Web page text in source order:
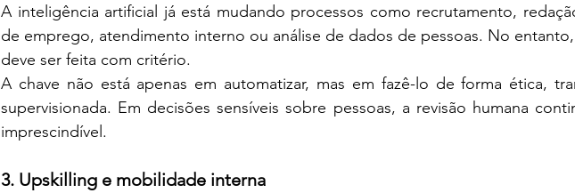
A inteligência artificial já está mudando processos como recrutamento,
de emprego, atendimento interno ou análise de dados de pessoas. No
deve ser feita com critério.
A chave não está apenas em automatizar, mas em fazê-lo de forma ética,
supervisionada. Em decisões sensíveis sobre pessoas, a revisão humana
imprescindível.
3. Upskilling e mobilidade interna